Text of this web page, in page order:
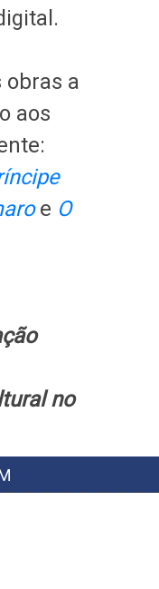
obras a
aos
e O
no